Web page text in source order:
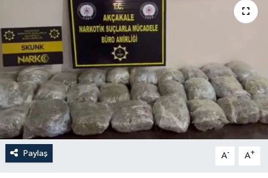
Paylaş A- A+
Anali̇z
Bi̇li̇m & Teknoloji̇
Dünya
Eği̇ti̇m